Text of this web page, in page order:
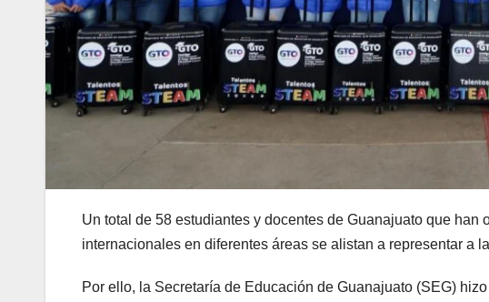
Un total de 58 estudiantes y docentes de Guanajuato que
internacionales en diferentes áreas se alistan a representar a
Por ello, la Secretaría de Educación de Guanajuato (SEG)